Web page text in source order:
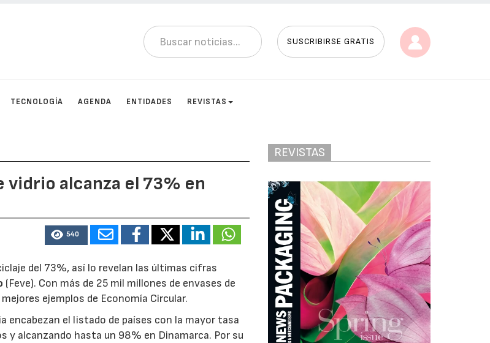
SUSCRIBIRSE GRATIS
TECNOLOGÍA AGENDA ENTIDADES REVISTAS
vidrio alcanza el 73% en
540
del 73%, así lo revelan las últimas cifras
(Feve). Con más de 25 mil millones de envases de
ejemplos de Economía Circular.
encabezan el listado de países con la mayor tasa
y alcanzando hasta un 98% en Dinamarca. Por su
REVISTAS